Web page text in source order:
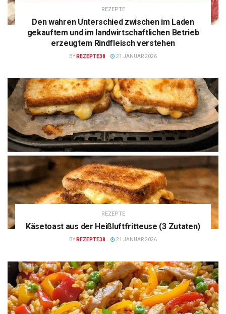
REZEPTE
Den wahren Unterschied zwischen im Laden
gekauftem und im landwirtschaftlichen Betrieb
erzeugtem Rindfleisch verstehen
BY REZEPTE38 21 JANUAR 2026
REZEPTE
Käsetoast aus der Heißluftfritteuse (3 Zutaten)
BY REZEPTE38 21 JANUAR 2026